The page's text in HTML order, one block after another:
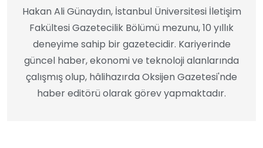
Hakan Ali Günaydın, İstanbul Üniversitesi İletişim
Fakültesi Gazetecilik Bölümü mezunu, 10 yıllık
deneyime sahip bir gazetecidir. Kariyerinde
güncel haber, ekonomi ve teknoloji alanlarında
çalışmış olup, hâlihazırda Oksijen Gazetesi'nde
haber editörü olarak görev yapmaktadır.